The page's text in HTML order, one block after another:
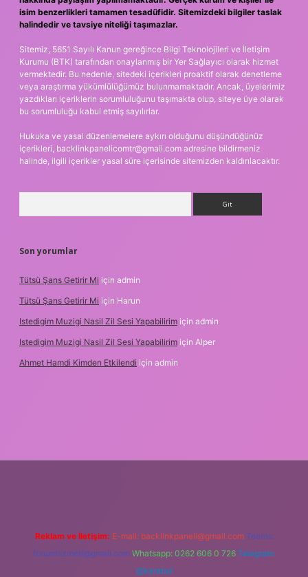
isim benzerlikleri tamamen tesadüfidir. Sitemizdeki bilgiler taslak
halindedir ve tavsiye niteliği taşımazlar.
Sitemiz, 5651 Sayılı Kanun gereğince Bilgi Teknolojileri ve İletişim
Kurumu (BTK) tarafından onaylanmış bir Yer Sağlayıcı olarak hizmet
vermektedir. Bu nedenle, sitedeki içerikleri proaktif olarak denetleme
veya araştırma yükümlülüğümüz bulunmamaktadır. Ancak, üyelerimiz
yazdıkları içeriklerin sorumluluğunu taşımakta olup, siteye üye olarak
bu sorumluluğu kabul etmiş sayılırlar.
Hukuka ve yasal düzenlemelere aykırı olduğunu düşündüğünüz
içerikleri, backlinkpanelicomtr@gmail.com adresine bildirmeniz
halinde, ilgili içerikler yasal süre içerisinde sitemizden kaldırılacaktır.
Son yorumlar
Tütsü Şans Getirir Mi için admin
Tütsü Şans Getirir Mi için Harun
Istedigim Muzigi Nasil Zil Sesi Yapabilirim için admin
Istedigim Muzigi Nasil Zil Sesi Yapabilirim için Alper
Ahmet Hamdi Kimden Etkilendi için admin
Reklam ve İletişim: E-mail: backlinkpaneli@gmail.com Teams:
forumhizmeti@gmail.com Whatsapp: 0262 606 0 726 Telegram:
@karabul